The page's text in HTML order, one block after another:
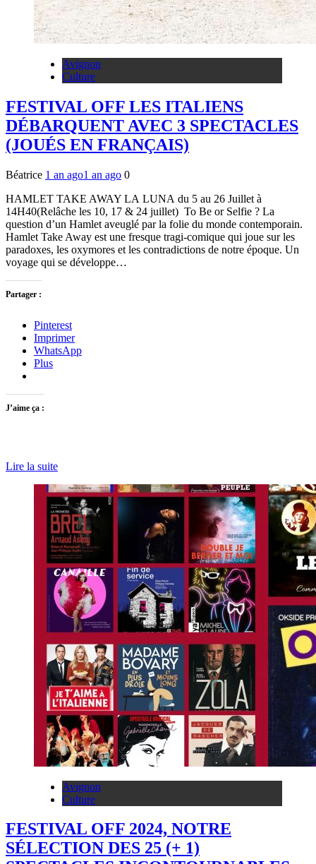
Avignon
Culture
FESTIVAL OFF LES ITALIENS
DÉBARQUENT AVEC 3 SPECTACLES
(JOUÉS EN FRANÇAIS)
Béatrice 1 an ago1 an ago 0
HAMLET TAKE AWAY LA LUNA du 5 au 26 Juillet à
14H40(Relâche les 10, 17 & 24 juillet) To Be or Selfie ? La
question d’un Hamlet aveuglé par la folie du monde contemporain.
Hamlet Take Away est une fresque tragi-comique qui joue sur les
paradoxes, les oxymores et les contradictions de notre époque. Un
voyage qui se développe…
Partager :
Pinterest
Imprimer
WhatsApp
Plus
J’aime ça :
Lire la suite
Avignon
Culture
FESTIVAL OFF 2024, NOTRE
SÉLECTION DES 25 (+ 1)